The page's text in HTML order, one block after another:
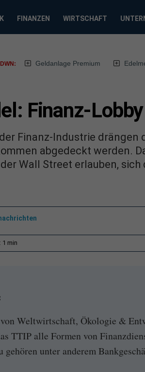
FINANZEN WIRTSCHAFT
Geldanlage Premium
Finanz-
Finanz-Industrie
abgedeckt werden.
Wall Street erlauben,
1 min
Weltwirtschaft, Ökologie &
TTIP alle Formen von
gehören unter anderem